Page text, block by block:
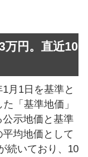
万円。直近10
月1日を基準と
「基準地価」
示地価と基準
均地価として
続いており、10